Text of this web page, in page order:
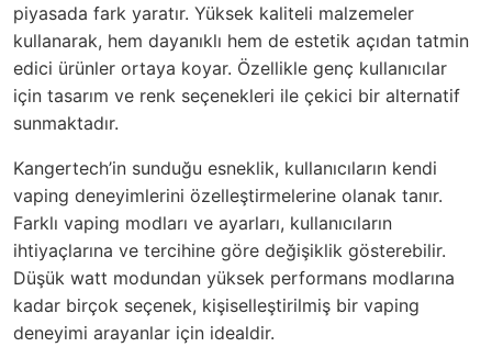
piyasada fark yaratır. Yüksek kaliteli malzemeler
kullanarak, hem dayanıklı hem de estetik açıdan tatmin
edici ürünler ortaya koyar. Özellikle genç kullanıcılar
için tasarım ve renk seçenekleri ile çekici bir alternatif
sunmaktadır.
Kangertech’in sunduğu esneklik, kullanıcıların kendi
vaping deneyimlerini özelleştirmelerine olanak tanır.
Farklı vaping modları ve ayarları, kullanıcıların
ihtiyaçlarına ve tercihine göre değişiklik gösterebilir.
Düşük watt modundan yüksek performans modlarına
kadar birçok seçenek, kişiselleştirilmiş bir vaping
deneyimi arayanlar için idealdir.